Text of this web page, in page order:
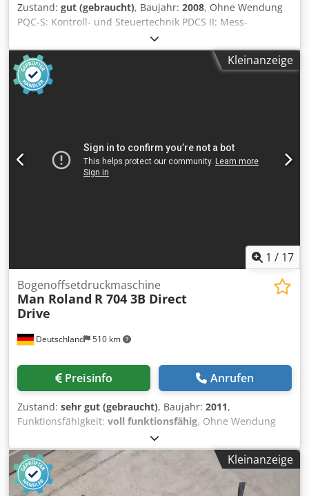
Zustand: gut (gebraucht), Baujahr: 2008, Ohne Wendung
PQC-S: Kontroll- und Steuertechnik PDCS II: Mess-
Regeltechnik spektral KMS 4 - Komori Monitoring System
KHS -AL: Managment+Register Skeleton Transfer Cylinders
Komorimatic Feuchtwerk FAPC: Vollautomatischer
Plattenwechsler AMR (Automatic-Make-Ready)
Automatische Druckzylinderwascheinrichtung
Kammerrakelsystem mit Anilox Rasterwalze Baldwin
Graphiset GS4 IR Trockner Grafix Megatronic-S:
Pudereinrichtung Puderabsaugung Grafix Dodsy Hw A
Kleinanzeige
1 / 17
Deutschland 510 km
Bogenoffsetdruckmaschine
Man Roland R 704 3B Direct
Drive
Preisinfo Anrufen
Zustand: sehr gut (gebraucht), Baujahr: 2011,
Funktionsfähigkeit: voll funktionsfähig, Ohne Wendung
Direct Drive InlineColorPilot IPC (Graphometronic): Register
& Farbmess- und Regelanlage PressPilot Leitstand APL
(Vollautomatischer Plattenwechsler): Automatisches
Plattenwechselsystem mit motorisierter Klemmung und
Spannung der Druckplatten IntegrationPilot plus
Kleinanzeige